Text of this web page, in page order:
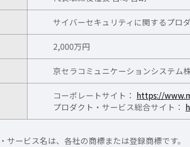
サイバーセキュリティに関するプロ
2,000万円
京セラコミュニケーションシステム
コーポレートサイト： https://
プロダクト・サービス総合サイト：
ービス名は、各社の商標または登録商標です。